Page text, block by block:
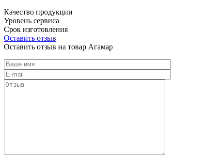
Качество продукции
Уровень сервиса
Срок изготовления
Оставить отзыв
Оставить отзыв на товар Агамар